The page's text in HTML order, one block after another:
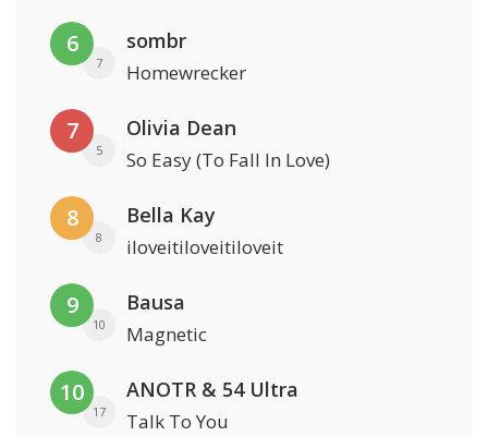
6
7
sombr
Homewrecker
7
5
Olivia Dean
So Easy (To Fall In Love)
8
8
Bella Kay
iloveitiloveitiloveit
9
10
Bausa
Magnetic
10
17
ANOTR & 54 Ultra
Talk To You